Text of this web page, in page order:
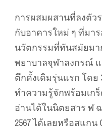
การผสมผสานที่ลงตัว
กับอาคารใหม่ ๆ ที่มา
นวัตกรรมที่ทันสมัยมา
พยาบาลจุฬาลงกรณ์ แ
ตึกดั้งเดิมรุ่นแรก โดย
ทำความรู้จักพร้อมเก
อ่านได้ในนิตยสาร ฬ
2567 ได้เลยหรือสแกน